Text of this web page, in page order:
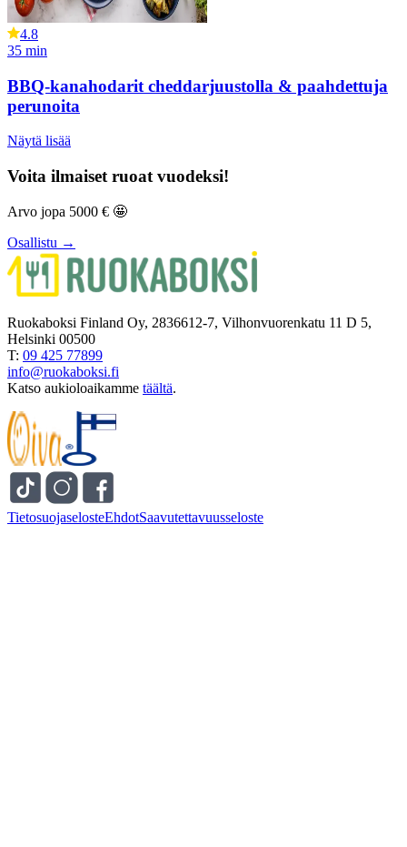
4.8
35 min
BBQ-kanahodarit cheddarjuustolla & paahdettuja
perunoita
Näytä lisää
Voita ilmaiset ruoat vuodeksi!
Arvo jopa 5000 € 🤩
Osallistu →
Ruokaboksi Finland Oy, 2836612-7, Vilhonvuorenkatu 11 D 5,
Helsinki 00500
T: 09 425 77899
info@ruokaboksi.fi
Katso aukioloaikamme täältä.
TietosuojaselosteEhdotSaavutettavuusseloste